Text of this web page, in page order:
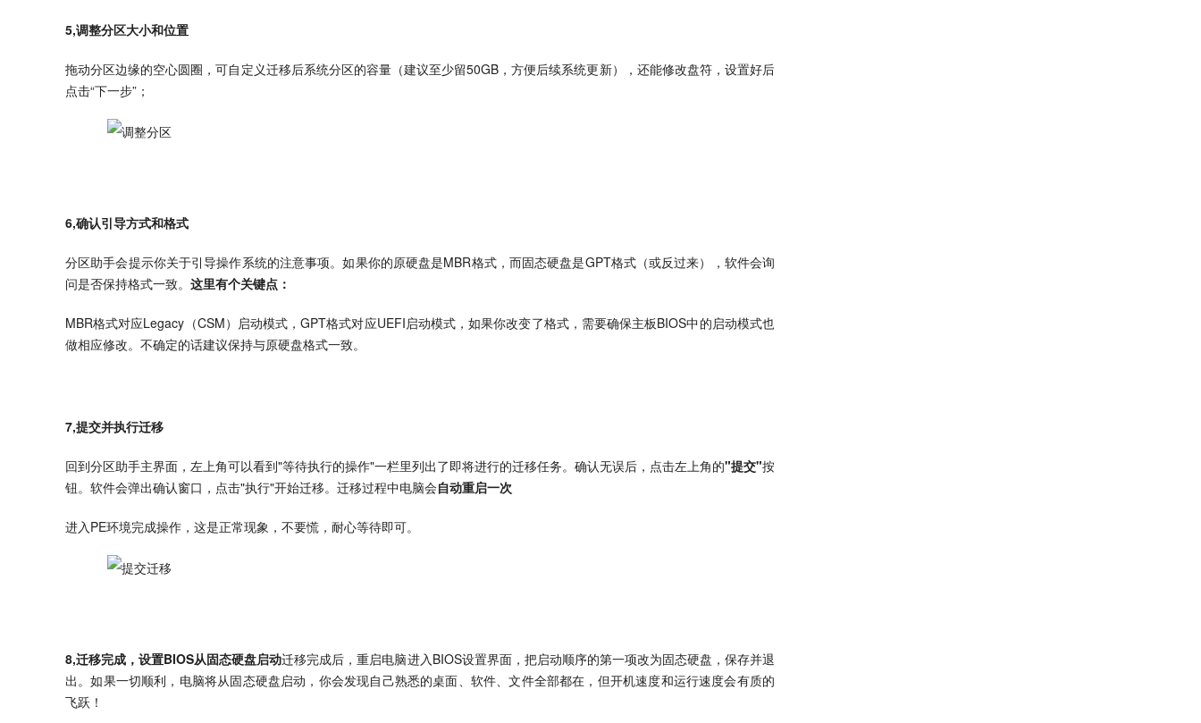
5,调整分区大小和位置
拖动分区边缘的空心圆圈，可自定义迁移后系统分区的容量（建议至少留50GB，方便后续系统更新），还能修改盘符，设置好后
点击“下一步”；
6,确认引导方式和格式
分区助手会提示你关于引导操作系统的注意事项。如果你的原硬盘是MBR格式，而固态硬盘是GPT格式（或反过来），软件会询
问是否保持格式一致。 这里有个关键点：
MBR格式对应Legacy（CSM）启动模式，GPT格式对应UEFI启动模式，如果你改变了格式，需要确保主板BIOS中的启动模式也
做相应修改。不确定的话建议保持与原硬盘格式一致。
7,提交并执行迁移
回到分区助手主界面，左上角可以看到"等待执行的操作"一栏里列出了即将进行的迁移任务。确认无误后，点击左上角的"提交"按
钮。软件会弹出确认窗口，点击"执行"开始迁移。迁移过程中电脑会自动重启一次
进入PE环境完成操作，这是正常现象，不要慌，耐心等待即可。
8,迁移完成，设置BIOS从固态硬盘启动迁移完成后，重启电脑进入BIOS设置界面，把启动顺序的第一项改为固态硬盘，保存并退
出。如果一切顺利，电脑将从固态硬盘启动，你会发现自己熟悉的桌面、软件、文件全部都在，但开机速度和运行速度会有质的
飞跃！